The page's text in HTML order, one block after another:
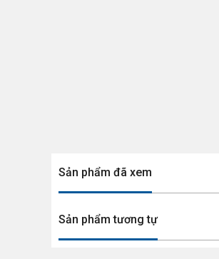
Sản phẩm đã xem
Sản phẩm tương tự